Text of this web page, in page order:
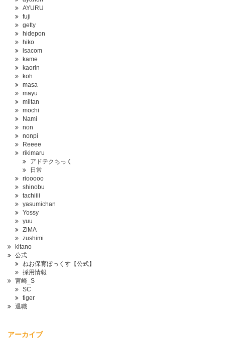
AYURU
fuji
getty
hidepon
hiko
isacom
kame
kaorin
koh
masa
mayu
miitan
mochi
Nami
non
nonpi
Reeee
rikimaru
アドテクちっく
日常
riooooo
shinobu
tachiiii
yasumichan
Yossy
yuu
ZiMA
zushimi
kitano
公式
ねお保育ぼっくす【公式】
採用情報
宮崎_S
SC
tiger
退職
アーカイブ